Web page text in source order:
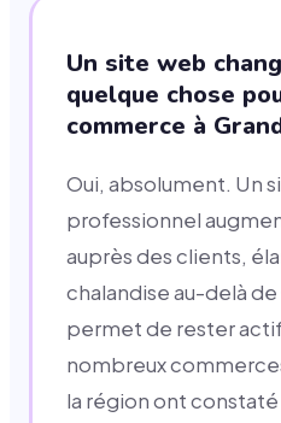
Un site web
quelque chose
commerce à
Oui, absolument. Un
professionnel
auprès des clients,
chalandise au-delà
permet de rester
nombreux
la région ont